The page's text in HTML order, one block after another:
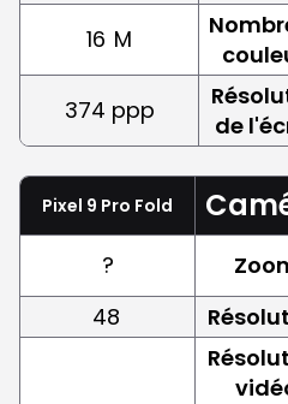
16 M
374 ppp
de
Pixel 9 Pro Fold
?
48